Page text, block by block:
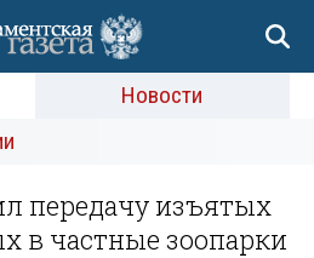
Новости
передачу изъятых
в частные зоопарки